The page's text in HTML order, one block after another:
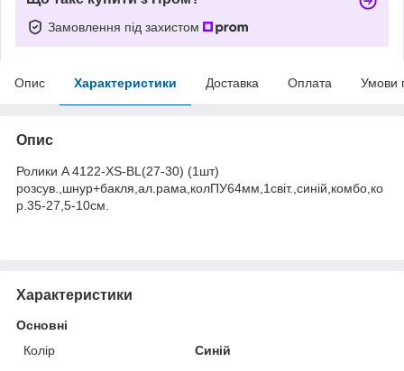
Замовлення під захистом
Опис Характеристики Доставка Оплата Умови
Опис
Ролики A 4122-XS-BL(27-30) (1шт)
розсув.,шнур+бакля,ал.рама,колПУ64мм,1світ.,синій,комбо,ко
р.35-27,5-10см.
Характеристики
Основні
Колір
Синій